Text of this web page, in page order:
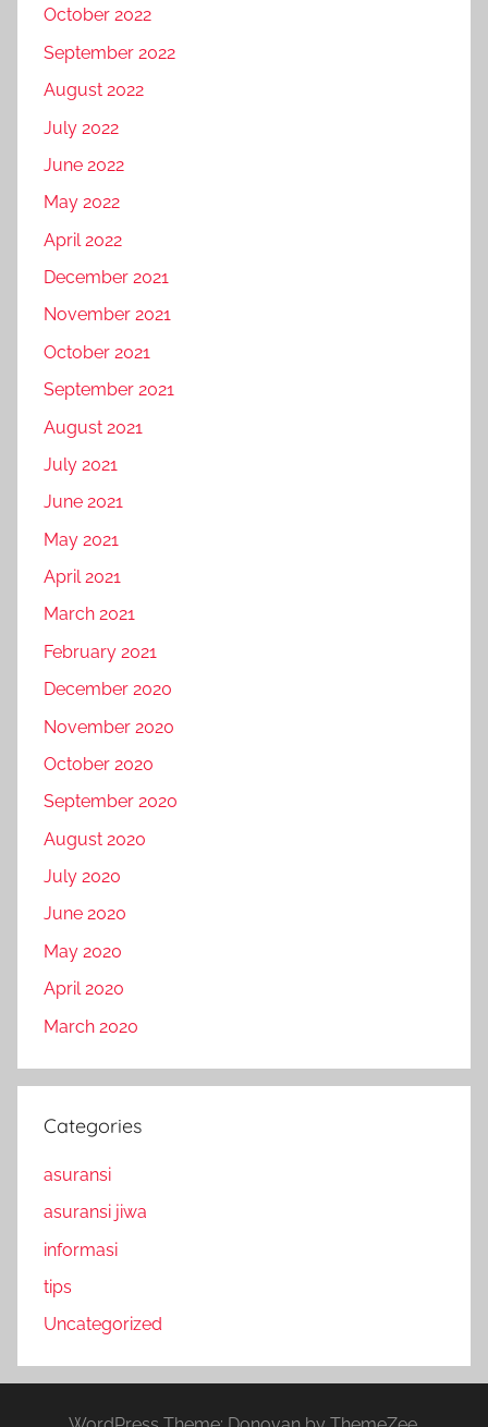
October 2022
September 2022
August 2022
July 2022
June 2022
May 2022
April 2022
December 2021
November 2021
October 2021
September 2021
August 2021
July 2021
June 2021
May 2021
April 2021
March 2021
February 2021
December 2020
November 2020
October 2020
September 2020
August 2020
July 2020
June 2020
May 2020
April 2020
March 2020
Categories
asuransi
asuransi jiwa
informasi
tips
Uncategorized